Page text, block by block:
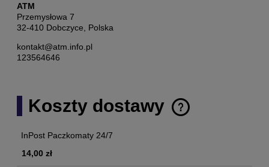
ATM
Przemysłowa 7
32-410 Dobczyce, Polska
kontakt@atm.info.pl
123564646
Koszty dostawy
Cena nie zawiera ewentualnych kosztów płatności
InPost Paczkomaty 24/7
14,00 zł